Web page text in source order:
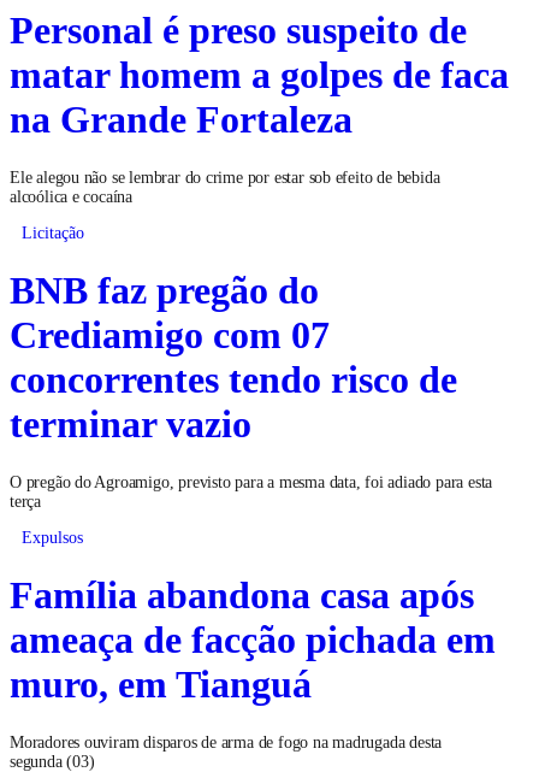
Personal é preso suspeito de
matar homem a golpes de faca
na Grande Fortaleza
Ele alegou não se lembrar do crime por estar sob efeito de bebida
alcoólica e cocaína
Licitação
BNB faz pregão do
Crediamigo com 07
concorrentes tendo risco de
terminar vazio
O pregão do Agroamigo, previsto para a mesma data, foi adiado para esta
terça
Expulsos
Família abandona casa após
ameaça de facção pichada em
muro, em Tianguá
Moradores ouviram disparos de arma de fogo na madrugada desta
segunda (03)